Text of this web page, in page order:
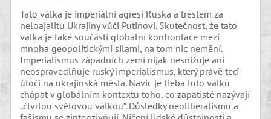
Tato válka je imperiální agresí Ruska a trestem za
neloajalitu Ukrajiny vůči Putinovi. Skutečnost, že tato
válka je také součástí globální konfrontace mezi
mnoha geopolitickými silami, na tom nic nemění.
Imperialismus západních zemí nijak nesnižuje ani
neospravedlňuje ruský imperialismus, který právě teď
útočí na ukrajinská města. Navíc je třeba tuto válku
chápat v globálním kontextu toho, co zapatisté nazývají
„čtvrtou světovou válkou“. Důsledky neoliberalismu a